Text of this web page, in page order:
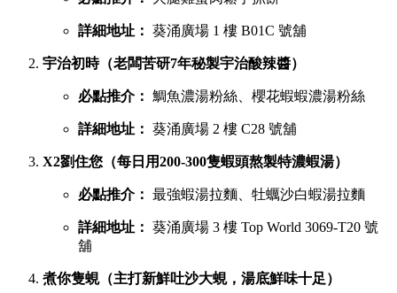
詳細地址： 葵涌廣場 1 樓 B01C 號舖
宇治初時（老闆苦研7年秘製宇治酸辣醬）
必點推介： 鯛魚濃湯粉絲、櫻花蝦蝦濃湯粉絲
詳細地址： 葵涌廣場 2 樓 C28 號舖
X2劉住您（每日用200-300隻蝦頭熬製特濃蝦湯）
必點推介： 最強蝦湯拉麵、牡蠣沙白蝦湯拉麵
詳細地址： 葵涌廣場 3 樓 Top World 3069-T20 號
舖
煮你隻蜆（主打新鮮吐沙大蜆，湯底鮮味十足）